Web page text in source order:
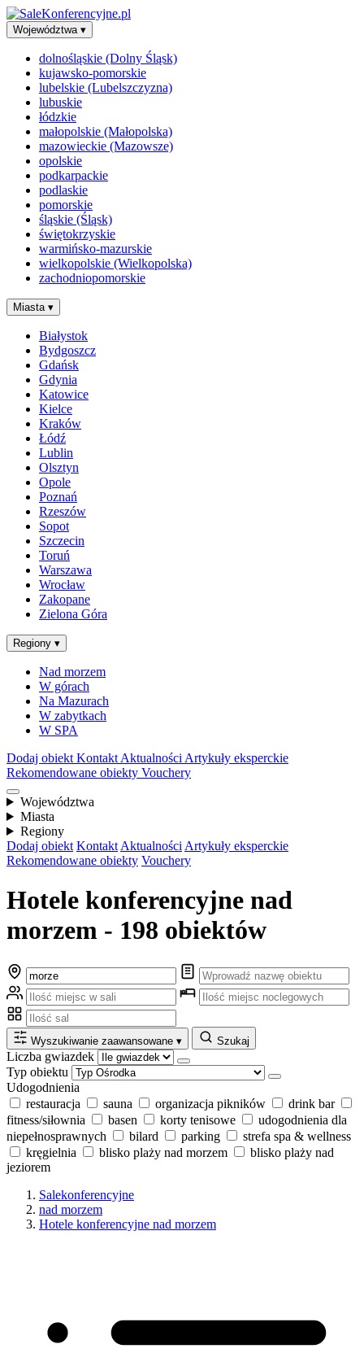
Województwa ▾
dolnośląskie (Dolny Śląsk)
kujawsko-pomorskie
lubelskie (Lubelszczyzna)
lubuskie
łódzkie
małopolskie (Małopolska)
mazowieckie (Mazowsze)
opolskie
podkarpackie
podlaskie
pomorskie
śląskie (Śląsk)
świętokrzyskie
warmińsko-mazurskie
wielkopolskie (Wielkopolska)
zachodniopomorskie
Miasta ▾
Białystok
Bydgoszcz
Gdańsk
Gdynia
Katowice
Kielce
Kraków
Łódź
Lublin
Olsztyn
Opole
Poznań
Rzeszów
Sopot
Szczecin
Toruń
Warszawa
Wrocław
Zakopane
Zielona Góra
Regiony ▾
Nad morzem
W górach
Na Mazurach
W zabytkach
W SPA
Dodaj obiekt Kontakt Aktualności Artykuły eksperckie
Rekomendowane obiekty Vouchery
Województwa
Miasta
Regiony
Dodaj obiekt Kontakt Aktualności Artykuły eksperckie
Rekomendowane obiekty Vouchery
Hotele konferencyjne nad
morzem - 198 obiektów
Wyszukiwanie zaawansowane ▾ Szukaj
Liczba gwiazdek
Typ obiektu
Udogodnienia
restauracja
sauna organizacja pikników
drink bar
fitness/siłownia
basen korty tenisowe
udogodnienia dla
niepełnosprawnych
bilard parking
strefa spa & wellness
kręgielnia
blisko plaży nad morzem
blisko plaży nad
jeziorem
Salekonferencyjne
nad morzem
Hotele konferencyjne nad morzem